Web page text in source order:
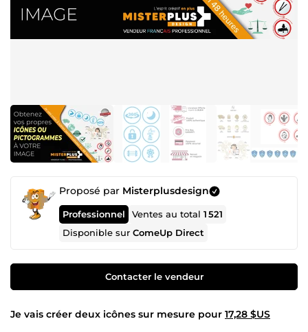
Proposé par Misterplusdesign
Professionnel Ventes au total1 521
Disponible surComeUp Direct
Contacter le vendeur
Je vais créer deux icônes sur mesure pour 17,28 $US